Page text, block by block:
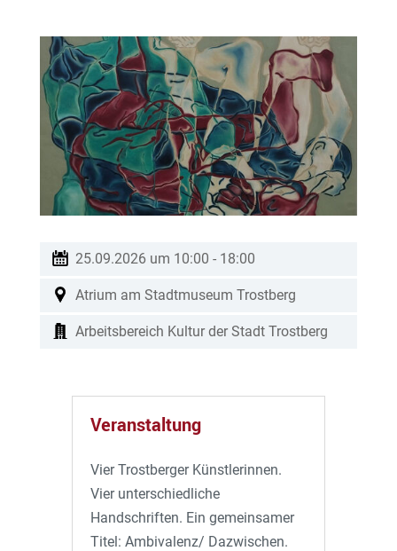
25.09.2026 um 10:00 - 18:00
Atrium am Stadtmuseum Trostberg
Arbeitsbereich Kultur der Stadt Trostberg
Veranstaltung
Vier Trostberger Künstlerinnen.
Vier unterschiedliche
Handschriften. Ein gemeinsamer
Titel: Ambivalenz/ Dazwischen.